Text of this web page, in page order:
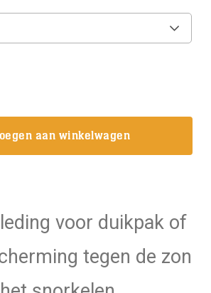
aan winkelwagen
voor duikpak of
tegen de zon